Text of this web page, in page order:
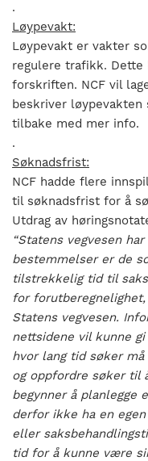
.
Løypevakt:
Løypevakt er vakter
regulere trafikk.
forskriften. NCF vil
beskriver
tilbake med mer info.
.
Søknadsfrist:
NCF hadde flere
til søknadsfrist for å
Utdrag av
“Statens vegvesen
bestemmelser er de
tilstrekkelig tid til
for
Statens vegvesen.
nettsidene vil kunne
hvor lang tid søker
og oppfordre søker til
begynner å
derfor ikke ha en
eller
tid for å kunne være